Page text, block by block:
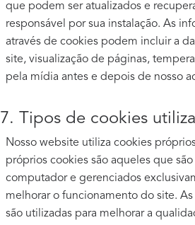
que podem ser atualizados e
responsável por sua instalação. As
através de cookies podem incluir a
site, visualização de páginas,
pela mídia antes e depois de nosso
7. Tipos de cookies
Nosso website utiliza cookies
próprios cookies são aqueles que
computador e gerenciados
melhorar o funcionamento do site.
são utilizadas para melhorar a